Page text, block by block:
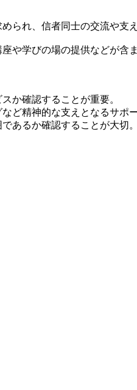
られ、信者同士の交流や支
学びの場の提供などが含
か確認することが重要。
ど精神的な支えとなるサポ
あるか確認することが大切。